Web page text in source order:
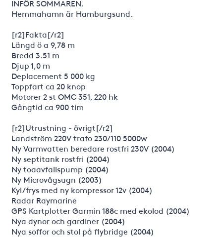
INFÖR SOMMAREN.
Hemmahamn är Hamburgsund.
[r2]Fakta[/r2]
Längd ö a 9,78 m
Bredd 3.51 m
Djup 1,0 m
Deplacement 5 000 kg
Toppfart ca 20 knop
Motorer 2 st OMC 351, 220 hk
Gångtid ca 900 tim
[r2]Utrustning - övrigt[/r2]
Landström 220V trafo 230/110 5000w
Ny Varmvatten beredare rostfri 230V (2004)
Ny septitank rostfri (2004)
Ny toaavfallspump (2004)
Ny Microvågsugn (2003)
Kyl/frys med ny kompressor 12v (2004)
Radar Raymarine
GPS Kartplotter Garmin 188c med ekolod (2004)
Nya dynor och gardiner (2004)
Nya soffor och stol på flybridge (2004)